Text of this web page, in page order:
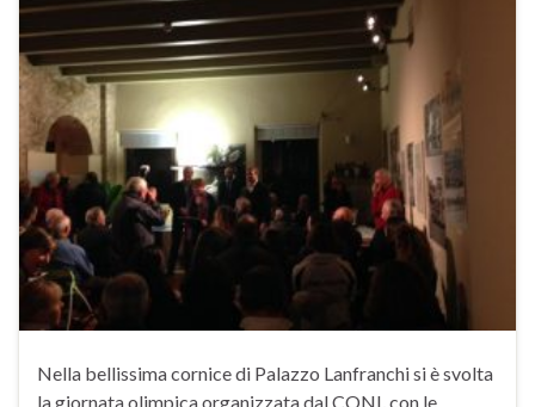
Nella bellissima cornice di Palazzo Lanfranchi si è svolta
la giornata olimpica organizzata dal CONI, con le